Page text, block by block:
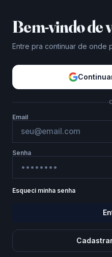
Bem-vindo de
Entre pra continuar de onde
Email
Senha
Esqueci minha senha